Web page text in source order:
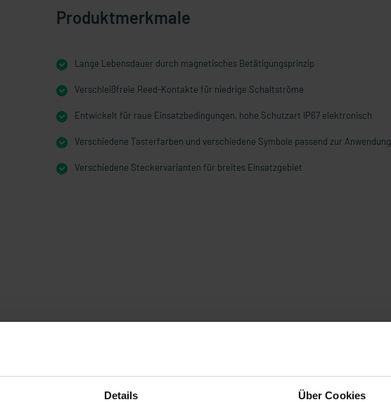
Details Über Cookies
Produktmerkmale
Lange Lebensdauer durch magnetisches Betätigungsprinzip
Verschleißfreie Reed-Kontakte für niedrige Schaltströme
Entwickelt für raue Einsatzbedingungen, hohe Schutzart IP67 elektronisch
Verschiedene Tasterfarben und verschiedene Symbole passend zur Anwendung
Verschiedene Steckervarianten für breites Einsatzgebiet